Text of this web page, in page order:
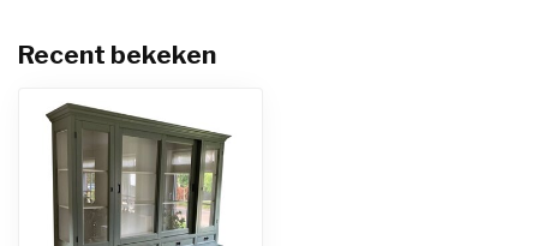
Recent bekeken